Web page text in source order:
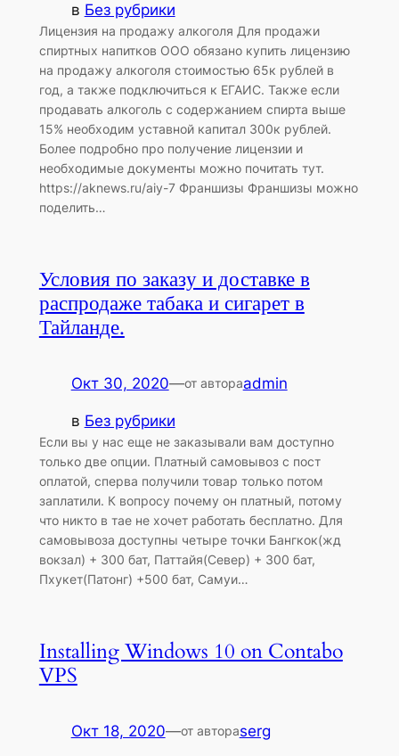
в Без рубрики
Лицензия на продажу алкоголя Для продажи
спиртных напитков ООО обязано купить лицензию
на продажу алкоголя стоимостью 65к рублей в
год, а также подключиться к ЕГАИС. Также если
продавать алкоголь с содержанием спирта выше
15% необходим уставной капитал 300к рублей.
Более подробно про получение лицензии и
необходимые документы можно почитать тут.
https://aknews.ru/aiy-7 Франшизы Франшизы можно
поделить…
Условия по заказу и доставке в
распродаже табака и сигарет в
Тайланде.
Окт 30, 2020—от автораadmin
в Без рубрики
Если вы у нас еще не заказывали вам доступно
только две опции. Платный самовывоз с пост
оплатой, сперва получили товар только потом
заплатили. К вопросу почему он платный, потому
что никто в тае не хочет работать бесплатно. Для
самовывоза доступны четыре точки Бангкок(жд
вокзал) + 300 бат, Паттайя(Север) + 300 бат,
Пхукет(Патонг) +500 бат, Самуи…
Installing Windows 10 on Contabo
VPS
Окт 18, 2020—от автораserg